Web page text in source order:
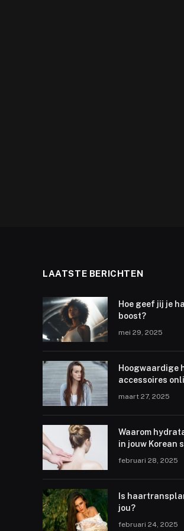
LAATSTE BERICHTEN
Hoe geef jij je
boost?
mei 29, 2025
Hoogwaardige
accessoires
maart 27, 2025
Waarom
in jouw Korean
februari 28, 2025
Is
jou?
februari 24, 2025